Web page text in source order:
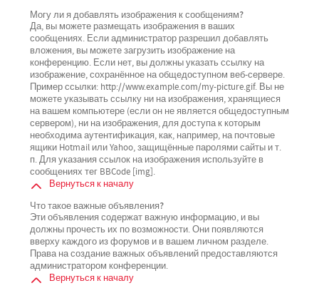
Могу ли я добавлять изображения к сообщениям?
Да, вы можете размещать изображения в ваших
сообщениях. Если администратор разрешил добавлять
вложения, вы можете загрузить изображение на
конференцию. Если нет, вы должны указать ссылку на
изображение, сохранённое на общедоступном веб-сервере.
Пример ссылки: http://www.example.com/my-picture.gif. Вы не
можете указывать ссылку ни на изображения, хранящиеся
на вашем компьютере (если он не является общедоступным
сервером), ни на изображения, для доступа к которым
необходима аутентификация, как, например, на почтовые
ящики Hotmail или Yahoo, защищённые паролями сайты и т.
п. Для указания ссылок на изображения используйте в
сообщениях тег BBCode [img].
Вернуться к началу
Что такое важные объявления?
Эти объявления содержат важную информацию, и вы
должны прочесть их по возможности. Они появляются
вверху каждого из форумов и в вашем личном разделе.
Права на создание важных объявлений предоставляются
администратором конференции.
Вернуться к началу